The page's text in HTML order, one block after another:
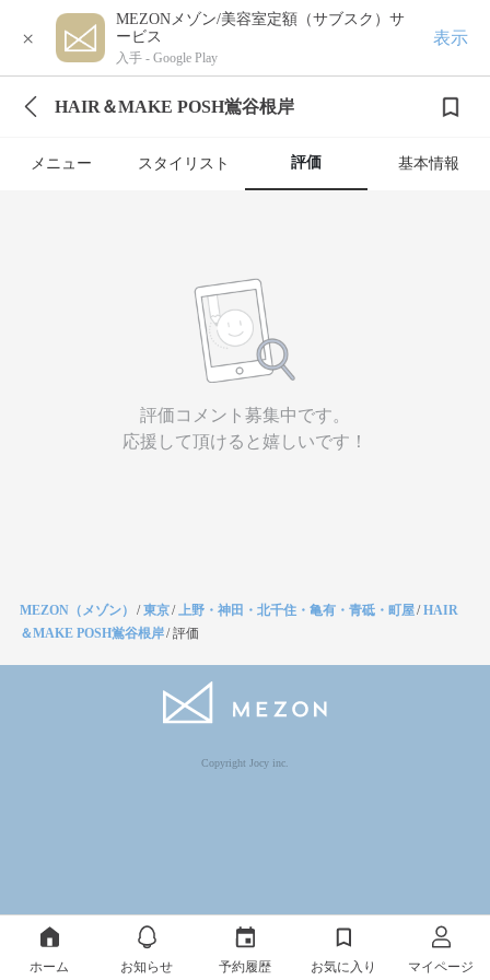
×
MEZONメゾン/美容室定額（サブスク）サ
ービス
入手 - Google Play
表示
HAIR＆MAKE POSH鴬谷根岸
メニュー スタイリスト 評価 基本情報
評価コメント募集中です。
応援して頂けると嬉しいです！
MEZON（メゾン） /東京/上野・神田・北千住・亀有・青砥・町屋/HAIR
＆MAKE POSH鴬谷根岸/評価
Copyright Jocy inc.
ホーム お知らせ 予約履歴 お気に入り マイページ